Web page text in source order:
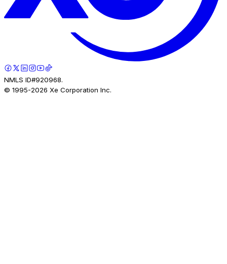
NMLS ID#920968.
© 1995-2026 Xe Corporation Inc.